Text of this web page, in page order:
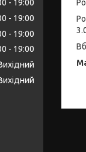
19:00
19:00
19:00
19:00